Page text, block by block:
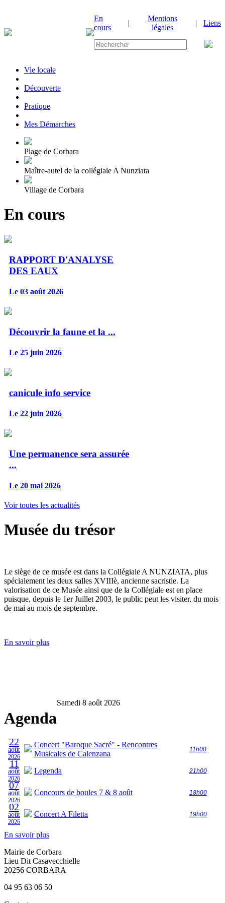
En
cours
|
Mentions
légales
| Liens
Vie locale
|Découverte
|Pratique
|Mes Démarches
Plage de Corbara
Maître-autel de la collégiale A Nunziata
Village de Corbara
En cours
RAPPORT D'ANALYSE
DES EAUX
Le 03 août 2026
Découvrir la faune et la ...
Le 25 juin 2026
canicule info service
Le 22 juin 2026
Une permanence sera assurée
...
Le 20 mai 2026
Voir toutes les actualités
Musée du trésor
Le siège de ce musée est dans la Collégiale A NUNZIATA, plus
spécialement les deux salles XVIIIè, ancienne sacristie. La
valorisation de ce Musée ainsi que de la Collégiale est en place
puisque, depuis le 1er Juillet 2003, le public peut les visiter, du mois
de mai au mois de septembre.
En savoir plus
Agenda
Samedi 8 août 2026
22
août
2026
Concert "Baroque Sacré" - Rencontres
Musicales de Calenzana
11h00
11
août
2026
Legenda 21h00
07
août
2026
Concours de boules 7 & 8 août 18h00
02
août
2026
Concert A Filetta 19h00
En savoir plus
Mairie de Corbara
Lieu Dit Casavecchielle
20256 CORBARA
04 95 63 06 50